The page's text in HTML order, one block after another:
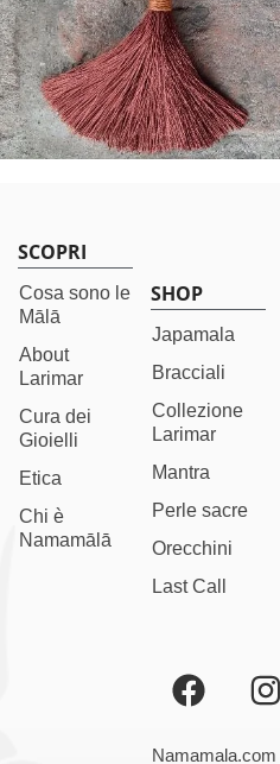
SCOPRI
Cosa sono le
Mālā
About
Larimar
Cura dei
Gioielli
Etica
Chi è
Namamālā
SHOP
Japamala
Bracciali
Collezione
Larimar
Mantra
Perle sacre
Orecchini
Last Call